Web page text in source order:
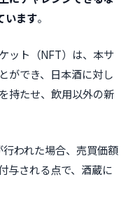
います。
ット（NFT）は、本サ
ができ、日本酒に対し
持たせ、飲用以外の新
われた場合、売買価額
与される点で、酒蔵に